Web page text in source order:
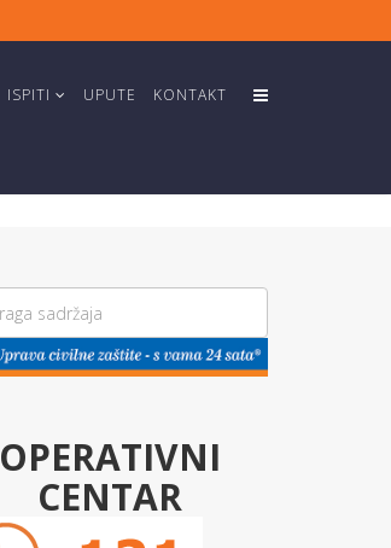
ISPITI UPUTE KONTAKT
OPERATIVNI
CENTAR